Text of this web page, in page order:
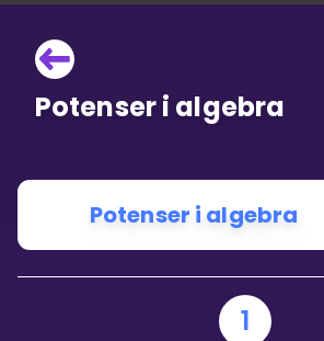
Potenser i algebra
Potenser i algebra
1